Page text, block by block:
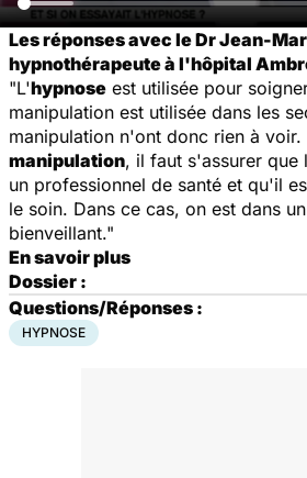
Les réponses avec le Dr Jean-
hypnothérapeute à l'hôpital
"L'hypnose est utilisée pour
manipulation est utilisée dans les
manipulation n'ont donc rien à voir.
manipulation, il faut s'assurer que
un professionnel de santé et qu'il
le soin. Dans ce cas, on est dans
bienveillant."
En savoir plus
Dossier :
Questions/Réponses :
HYPNOSE